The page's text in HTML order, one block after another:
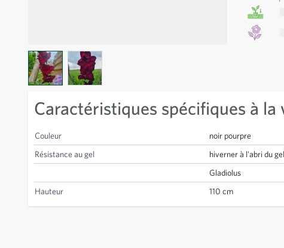
View larger imageView larger image
Caractéristiques spécifiques à la
Couleur
noir pourpre
Résistance au gel
hiverner à l'abri du gel
Gladiolus
Hauteur
110 cm